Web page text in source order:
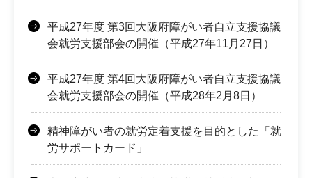
平成27年度 第3回大阪府障がい者自立支援協議
会就労支援部会の開催（平成27年11月27日）
平成27年度 第4回大阪府障がい者自立支援協議
会就労支援部会の開催（平成28年2月8日）
精神障がい者の就労定着支援を目的とした「就
労サポートカード」